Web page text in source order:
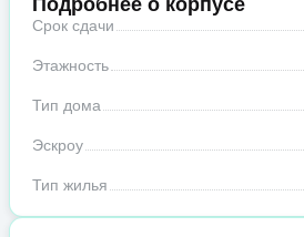
Подробнее о корпусе
Срок сдачи
Этажность
Тип дома
Эскроу
Тип жилья